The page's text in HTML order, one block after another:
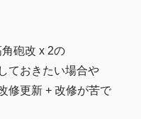
砲改 x 2の
ておきたい場合や
修更新 + 改修が苦で